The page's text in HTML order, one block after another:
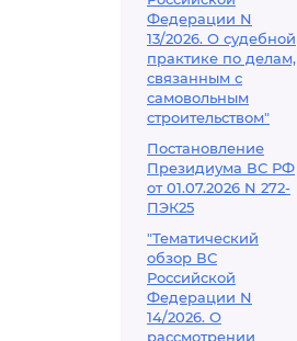
Федерации N
13/2026. О судебной
практике по делам,
связанным с
самовольным
строительством"
Постановление
Президиума ВС РФ
от 01.07.2026 N 272-
ПЭК25
"Тематический
обзор ВС
Российской
Федерации N
14/2026. О
рассмотрении